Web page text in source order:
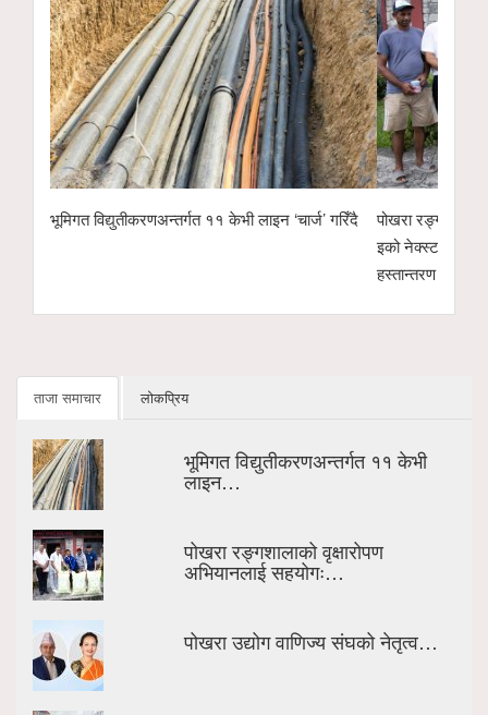
पोखरा रङ्गशालाको वृक्षारोपण अभियानलाई सहयोगः हाम्रो
पोखरा उद्योग
उम्मेदवारको
ताजा समाचार लोकप्रिय
भूमिगत विद्युतीकरणअन्तर्गत ११ केभी
लाइन…
पोखरा रङ्गशालाको वृक्षारोपण
अभियानलाई सहयोगः…
पोखरा उद्योग वाणिज्य संघको नेतृत्व…